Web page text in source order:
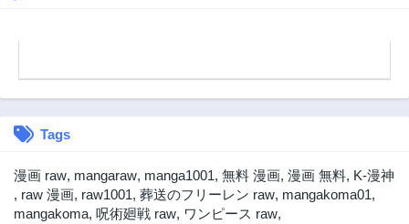
Tags
漫画 raw, mangaraw, manga1001, 無料 漫画, 漫画 無料, K-漫神
, raw 漫画, raw1001, 葬送のフリーレン raw, mangakoma01,
mangakoma, 呪術廻戦 raw, ワンピース raw,